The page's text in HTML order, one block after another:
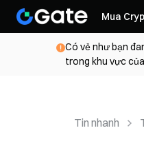
Mua
Có vẻ như bạn
trong khu vực
Tin nhanh